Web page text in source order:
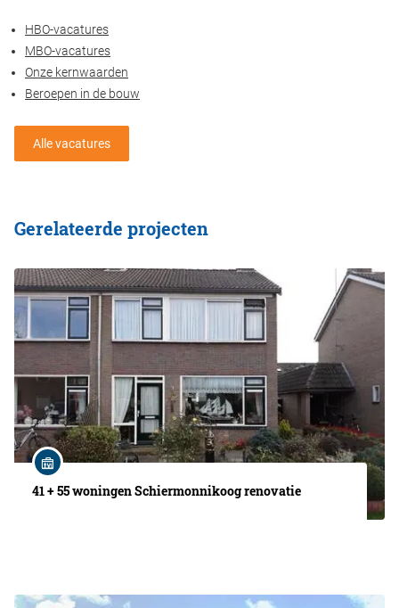
HBO-vacatures
MBO-vacatures
Onze kernwaarden
Beroepen in de bouw
Alle vacatures
Gerelateerde projecten
41 + 55 woningen Schiermonnikoog renovatie